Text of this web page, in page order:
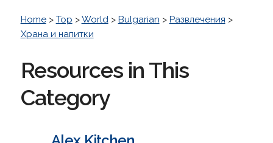
Home> Top >World> Bulgarian > Развлечения >
Храна и напитки
Resources in This
Category